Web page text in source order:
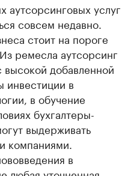
аутсорсинговых услуг
совсем недавно.
стоит на пороге
ремесла аутсорсинг
высокой добавленной
инвестиции в
в обучение
бухгалтеры-
выдерживать
компаниями.
в